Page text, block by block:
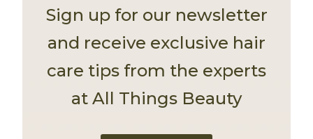
Sign up for our newsletter
and receive exclusive hair
care tips from the experts
at All Things Beauty